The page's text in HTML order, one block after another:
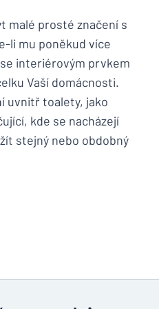
malé prosté značení s
li mu poněkud více
interiérovým prvkem
Vaší domácnosti.
uvnitř toalety, jako
kde se nacházejí
stejný nebo obdobný